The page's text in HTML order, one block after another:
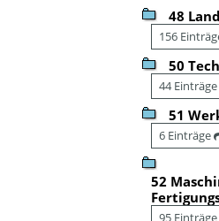
48
156
50
44 Einträge
51
6 Einträge
52
95 Einträge